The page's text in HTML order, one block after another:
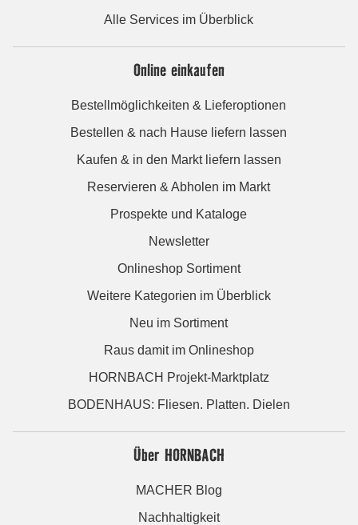
Alle Services im Überblick
Online einkaufen
Bestellmöglichkeiten & Lieferoptionen
Bestellen & nach Hause liefern lassen
Kaufen & in den Markt liefern lassen
Reservieren & Abholen im Markt
Prospekte und Kataloge
Newsletter
Onlineshop Sortiment
Weitere Kategorien im Überblick
Neu im Sortiment
Raus damit im Onlineshop
HORNBACH Projekt-Marktplatz
BODENHAUS: Fliesen. Platten. Dielen
Über HORNBACH
MACHER Blog
Nachhaltigkeit